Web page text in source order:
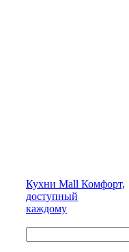
Кухни Mall Комфорт,
доступный
каждому